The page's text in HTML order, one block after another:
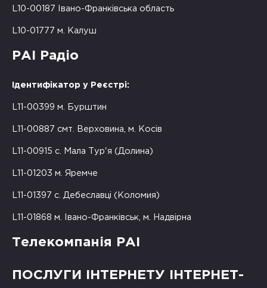
L10-00187 Івано-Франківська область
L10-01777 м. Калуш
РАІ Радіо
Ідентифікатор у Реєстрі:
L11-00399 м. Бурштин
L11-00887 смт. Верховина, м. Косів
L11-00915 с. Мала Тур'я (Долина)
L11-01203 м. Яремче
L11-01397 с. Дебеславці (Коломия)
L11-01868 м. Івано-Франківськ, м. Надвірна
Телекомпанія РАІ
ПОСЛУГИ ІНТЕРНЕТУ ІНТЕРНЕТ-